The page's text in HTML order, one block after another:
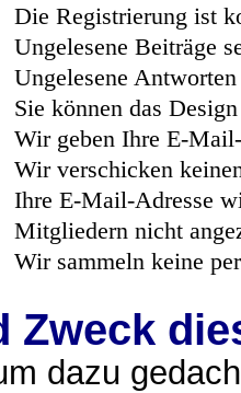
Die Registrierung ist
Ungelesene Beiträge
Ungelesene
Sie können das
Wir geben Ihre E-
Wir verschicken
Ihre E-Mail-Adresse
Mitgliedern nicht
Wir sammeln keine
Zweck
dazu